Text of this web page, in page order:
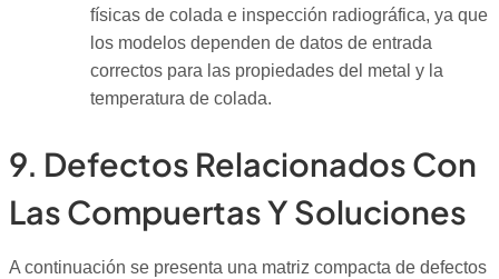
físicas de colada e inspección radiográfica, ya que
los modelos dependen de datos de entrada
correctos para las propiedades del metal y la
temperatura de colada.
9. Defectos Relacionados Con
Las Compuertas Y Soluciones
A continuación se presenta una matriz compacta de defectos